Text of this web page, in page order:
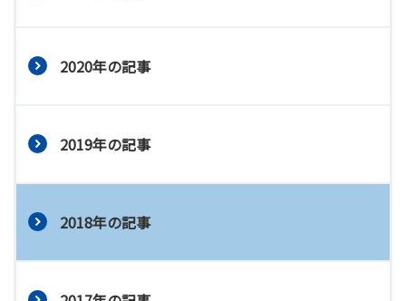
2020年の記事
2019年の記事
2018年の記事